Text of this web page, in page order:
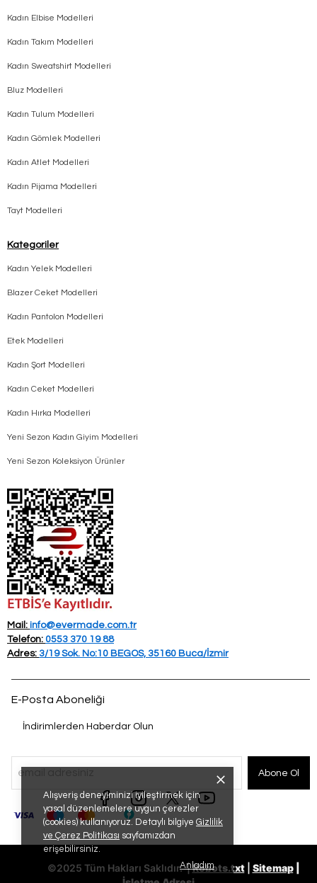
Alışveriş deneyiminizi iyileştirmek için
yasal düzenlemelere uygun çerezler
(cookies) kullanıyoruz. Detaylı bilgiye Gizlilik
ve Çerez Politikası sayfamızdan
erişebilirsiniz.
Anladım
Kadın Elbise Modelleri
Kadın Takım Modelleri
Kadın Sweatshirt Modelleri
Bluz Modelleri
Kadın Tulum Modelleri
Kadın Gömlek Modelleri
Kadın Atlet Modelleri
Kadın Pijama Modelleri
Tayt Modelleri
Kategoriler
Kadın Yelek Modelleri
Blazer Ceket Modelleri
Kadın Pantolon Modelleri
Etek Modelleri
Kadın Şort Modelleri
Kadın Ceket Modelleri
Kadın Hırka Modelleri
Yeni Sezon Kadın Giyim Modelleri
Yeni Sezon Koleksiyon Ürünler
Mail: info@evermade.com.tr
Telefon: 0553 370 19 88
Adres: 3/19 Sok. No:10 BEGOS, 35160 Buca/İzmir
E-Posta Aboneliği
İndirimlerden Haberdar Olun
Abone Ol
©2025 Tüm Hakları Saklıdır. |Robots.txt| Sitemap|